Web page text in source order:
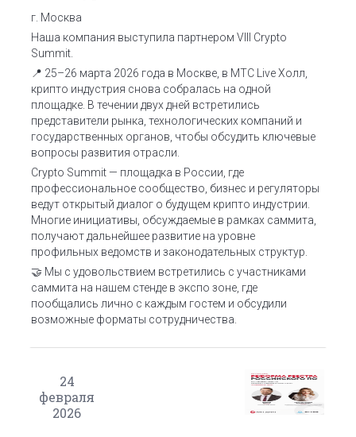
г. Москва
Наша компания выступила партнером VIII Crypto
Summit.
📍 25–26 марта 2026 года в Москве, в МТС Live Холл,
крипто индустрия снова собралась на одной
площадке. В течении двух дней встретились
представители рынка, технологических компаний и
государственных органов, чтобы обсудить ключевые
вопросы развития отрасли.
Crypto Summit — площадка в России, где
профессиональное сообщество, бизнес и регуляторы
ведут открытый диалог о будущем крипто индустрии.
Многие инициативы, обсуждаемые в рамках саммита,
получают дальнейшее развитие на уровне
профильных ведомств и законодательных структур.
🤝 Мы с удовольствием встретились с участниками
саммита на нашем стенде в экспо зоне, где
пообщались лично с каждым гостем и обсудили
возможные форматы сотрудничества.
24
февраля
2026